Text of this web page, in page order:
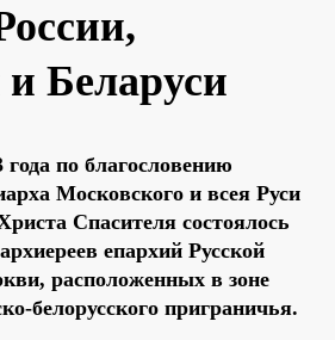
Беларуси
по благословению
Московского и всея Руси
Спасителя состоялось
епархий Русской
расположенных в зоне
белорусского приграничья.